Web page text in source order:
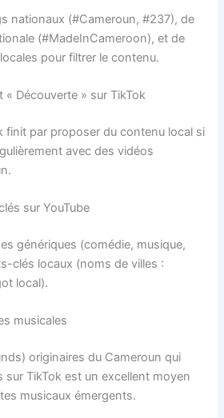
nationaux (#Cameroun, #237), de
(#MadeInCameroon), et de
pour filtrer le contenu.
« Découverte » sur TikTok
finit par proposer du contenu local si
avec des vidéos
sur YouTube
génériques (comédie, musique,
clés locaux (noms de villes :
local).
musicales
originaires du Cameroun qui
sur TikTok est un excellent moyen
musicaux émergents.